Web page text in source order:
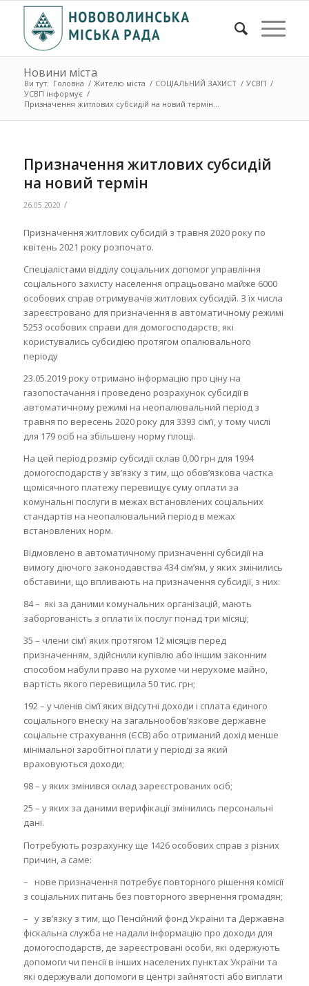
Новини міста
Ви тут: Головна / Жителю міста / СОЦІАЛЬНИЙ ЗАХИСТ / УСВП /
УСВП інформує /
Призначення житлових субсидій на новий термін...
Призначення житлових субсидій
на новий термін
26.05.2020 /
Призначення житлових субсидій з травня 2020 року по
квітень 2021 року розпочато.
Спеціалістами відділу соціальних допомог управління
соціального захисту населення опрацьовано майже 6000
особових справ отримувачів житлових субсидій. З їх числа
зареєстровано для призначення в автоматичному режимі
5253 особових справи для домогосподарств, які
користувались субсидією протягом опалювального
періоду
23.05.2019 року отримано інформацію про ціну на
газопостачання і проведено розрахунок субсидії в
автоматичному режимі на неопалювальний період з
травня по вересень 2020 року для 3393 сім’ї, у тому числі
для 179 осіб на збільшену норму площі.
На цей період розмір субсидії склав 0,00 грн для 1994
домогосподарств у зв’язку з тим, що обов’язкова частка
щомісячного платежу перевищує суму оплати за
комунальні послуги в межах встановлених соціальних
стандартів на неопалювальний період в межах
встановлених норм.
Відмовлено в автоматичному призначенні субсидії на
вимогу діючого законодавства 434 сім’ям, у яких змінились
обставини, що впливають на призначення субсидії, з них:
84 – які за даними комунальних організацій, мають
заборгованість з оплати їх послуг понад три місяці;
35 – члени сім’ї яких протягом 12 місяців перед
призначенням, здійснили купівлю або іншим законним
способом набули право на рухоме чи нерухоме майно,
вартість якого перевищила 50 тис. грн;
192 – у членів сім’ї яких відсутні доходи і сплата єдиного
соціального внеску на загальнообов’язкове державне
соціальне страхування (ЄСВ) або отриманий дохід менше
мінімальної заробітної плати у періоді за який
враховуються доходи;
98 – у яких змінився склад зареєстрованих осіб;
25 – у яких за даними верифікації змінились персональні
дані.
Потребують розрахунку ще 1426 особових справ з різних
причин, а саме:
– нове призначення потребує повторного рішення комісії
з соціальних питань без повторного звернення громадян;
– у зв’язку з тим, що Пенсійний фонд України та Державна
фіскальна служба не надали інформацію про доходи для
домогосподарств, де зареєстровані особи, які одержують
допомоги чи пенсії в інших населених пунктах України та
які одержували допомоги в центрі зайнятості або виплати